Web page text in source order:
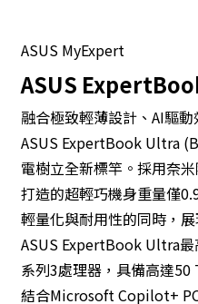
ASUS MyExpert
ASUS
融合極致輕薄設計、AI驅
ASUS ExpertBook Ultra
電樹立全新標竿。採用奈
打造的超輕巧機身重量僅
輕量化與耐用性的同時，
ASUS ExpertBook Ultra
系列3處理器，具備高達
結合Microsoft Copilot+